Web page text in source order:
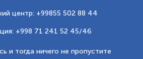
центр: +99855 502 88 44
+998 71 241 52 45/46
и тогда ничего не пропустите